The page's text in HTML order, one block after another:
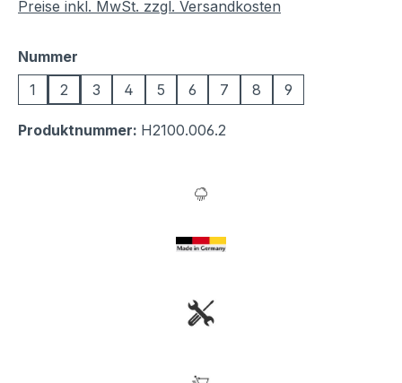
Preise inkl. MwSt. zzgl. Versandkosten
Nummer
1
2 3 4 5 6 7 8 9
Produktnummer: H2100.006.2